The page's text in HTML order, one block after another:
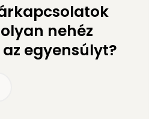
nehéz
egyensúlyt?